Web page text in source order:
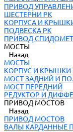
ПРИВОД
ШЕСТЕРНИ РК
КОРПУСА И
ПОДВЕСКА РК
ПРИВОД
МОСТЫ
Назад
МОСТЫ
КОРПУС И КРЫШКИ
МОСТ ЗАДНИЙ И
МОСТ ПЕРЕДНИЙ
РЕДУКТОР И
ПРИВОД МОСТОВ
Назад
ПРИВОД МОСТОВ
ВАЛЫ КАРДАННЫЕ